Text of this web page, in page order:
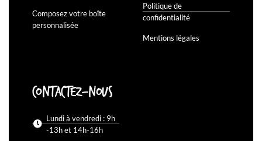
Composez votre boîte
personnalisée
Politique de
confidentialité
Mentions légales
Contactez-nous
Lundi à vendredi : 9h
-13h et 14h-16h